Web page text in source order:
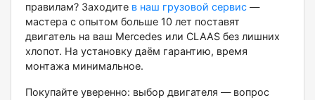
правилам? Заходите в наш грузовой сервис —
мастера с опытом больше 10 лет поставят
двигатель на ваш Mercedes или CLAAS без лишних
хлопот. На установку даём гарантию, время
монтажа минимальное.
Покупайте уверенно: выбор двигателя — вопрос